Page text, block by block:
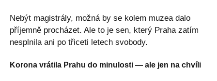
Nebýt magistrály, možná by se kolem muzea dalo
příjemně procházet. Ale to je sen, který Praha zatím
nesplnila ani po třiceti letech svobody.
Korona vrátila Prahu do minulosti — ale jen na chvíli